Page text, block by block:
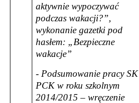
aktywnie wypoczywać
podczas wakacji?”,
wykonanie gazetki pod
hasłem: „Bezpieczne
wakacje”
- Podsumowanie pracy SK
PCK w roku szkolnym
2014/2015 – wręczenie